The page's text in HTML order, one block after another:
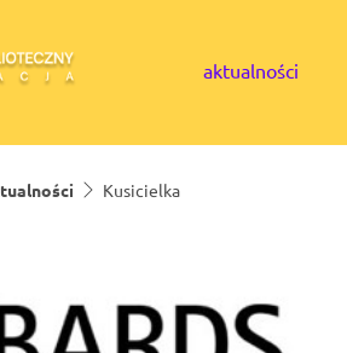
aktualności
Kusicielka